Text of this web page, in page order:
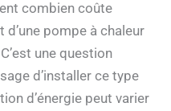
combien coûte
pompe à chaleur
une question
d’installer ce type
d’énergie peut varier